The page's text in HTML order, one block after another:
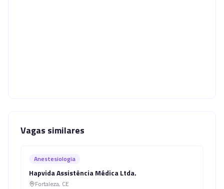
Vagas similares
Anestesiologia
Hapvida Assistência Médica Ltda.
Fortaleza, CE